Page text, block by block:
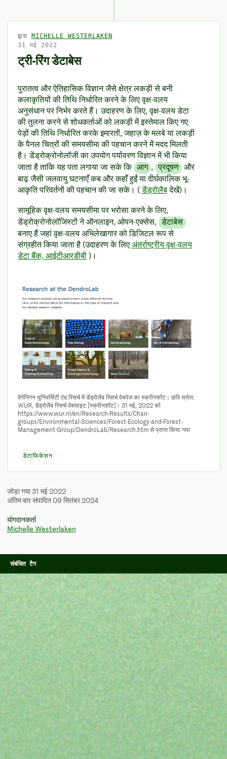
द्वारा
MICHELLE WESTERLAKEN
31 मई 2022
ट्री-रिंग डेटाबेस
पुरातत्व और ऐतिहासिक विज्ञान जैसे क्षेत्र लकड़ी से बनी
कलाकृतियों की तिथि निर्धारित करने के लिए वृक्ष-वलय
अनुसंधान पर निर्भर करते हैं। उदाहरण के लिए, वृक्ष-वलय डेटा
की तुलना करने से शोधकर्ताओं को लकड़ी में इस्तेमाल किए गए
पेड़ों की तिथि निर्धारित करके इमारतों, जहाज़ के मलबे या लकड़ी
के पैनल चित्रों की समयसीमा की पहचान करने में मदद मिलती
है। डेंड्रोक्रोनोलॉजी का उपयोग पर्यावरण विज्ञान में भी किया
जाता है ताकि यह पता लगाया जा सके कि आग , प्रदूषण और
बाढ़ जैसी जलवायु घटनाएँ कब और कहाँ हुईं या दीर्घकालिक भू-
आकृति परिवर्तनों की पहचान की जा सके। (डेंड्रोलैबदेखें)।
सामूहिक वृक्ष-वलय समयसीमा पर भरोसा करने के लिए,
डेंड्रोक्रोनोलॉजिस्टों ने ऑनलाइन, ओपन-एक्सेस,
डेटाबेस
बनाए हैं जहां वृक्ष-वलय अभिलेखागार को डिजिटल रूप से
संग्रहीत किया जाता है (उदाहरण के लिए अंतर्राष्ट्रीय वृक्ष-वलय
डेटा बैंक, आईटीआरडीबी)।
वेगेनिंगन यूनिवर्सिटी एंड रिसर्च में डेंड्रोलैब रिसर्च वेबपेज का स्क्रीनशॉट। छवि स्रोत:
WUR, डेंड्रोलैब रिसर्च वेबसाइट [स्क्रीनशॉट]। 31 मई, 2022 को
https://www.wur.nl/en/Research-Results/Chair-
groups/Environmental-Sciences/Forest-Ecology-and-Forest-
Management-Group/DendroLab/Research.htm से प्राप्त किया गया
डेटाफिकेशन
जोड़ा गया 31 मई 2022
अंतिम बार संपादित 09 सितंबर 2024
योगदानकर्ता
Michelle Westerlaken
संबंधित टैग